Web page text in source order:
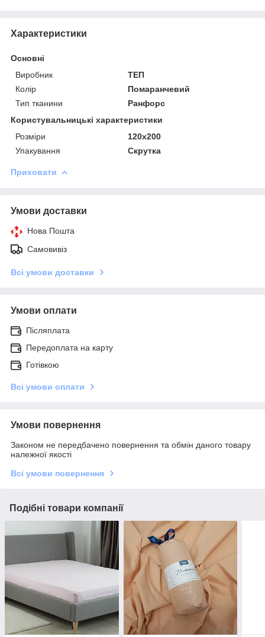
Характеристики
Основні
Виробник
ТЕП
Колір
Помаранчевий
Тип тканини
Ранфорс
Користувальницькі характеристики
Розміри
120x200
Упакування
Скрутка
Приховати
Умови доставки
Нова Пошта
Самовивіз
Всі умови доставки
Умови оплати
Післяплата
Передоплата на карту
Готівкою
Всі умови оплати
Умови повернення
Законом не передбачено повернення та обмін даного товару
належної якості
Всі умови повернення
Подібні товари компанії